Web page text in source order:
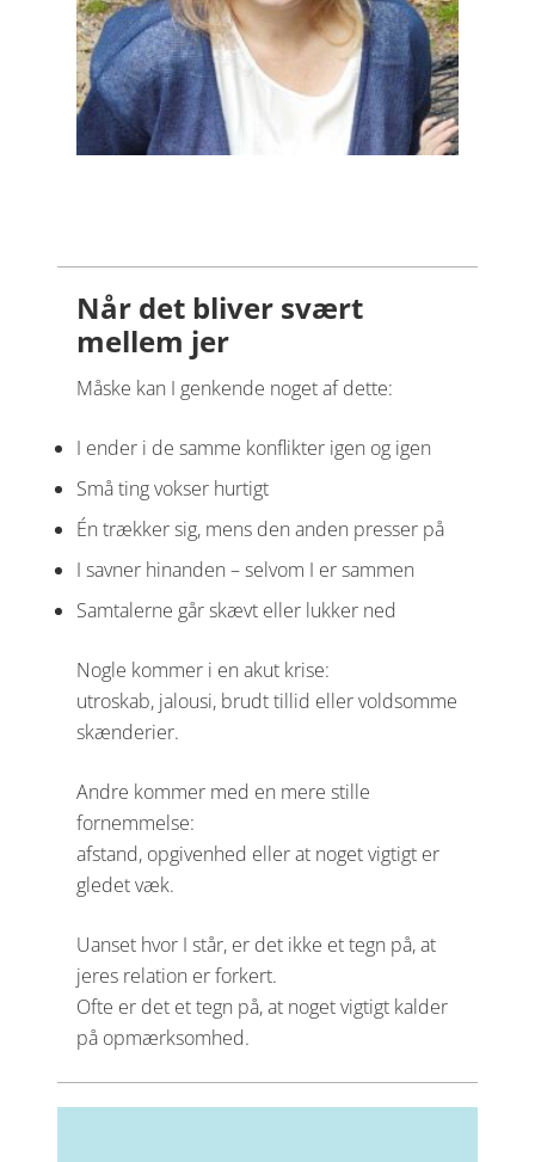
Når det bliver svært
mellem jer
Måske kan I genkende noget af dette:
I ender i de samme konflikter igen og igen
Små ting vokser hurtigt
Én trækker sig, mens den anden presser på
I savner hinanden – selvom I er sammen
Samtalerne går skævt eller lukker ned
Nogle kommer i en akut krise:
utroskab, jalousi, brudt tillid eller voldsomme
skænderier.
Andre kommer med en mere stille
fornemmelse:
afstand, opgivenhed eller at noget vigtigt er
gledet væk.
Uanset hvor I står, er det ikke et tegn på, at
jeres relation er forkert.
Ofte er det et tegn på, at noget vigtigt kalder
på opmærksomhed.